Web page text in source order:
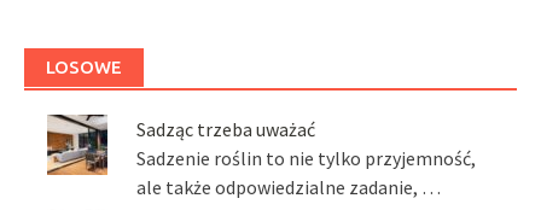
LOSOWE
Sadząc trzeba uważać
Sadzenie roślin to nie tylko przyjemność,
ale także odpowiedzialne zadanie, …